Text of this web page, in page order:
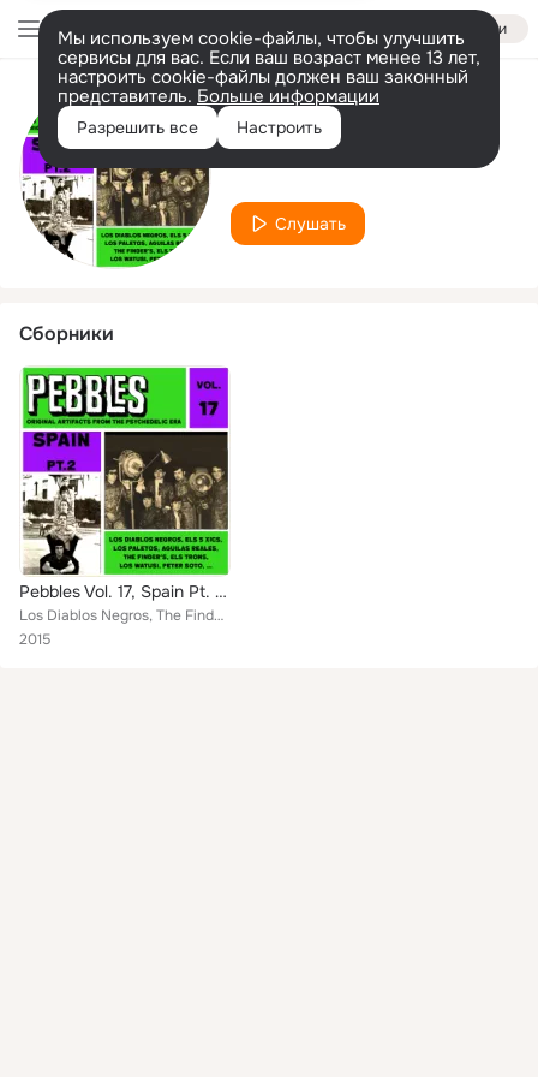
Войти
Мы используем cookie-файлы, чтобы улучшить
сервисы для вас. Если ваш возраст менее 13 лет,
настроить cookie-файлы должен ваш законный
представитель. Больше информации
Разрешить все Настроить
Исполнитель
Proumatic
Слушать
Сборники
Pebbles Vol. 17, Spain Pt. 2, Originals Artifacts From The Psychedelic Era
Los Diablos Negros, The Finder´s, Els 5 Xics, Els Trons, Los Zooms, Los Pepes, Los Brisk´s, Los Aguilas Reales, Peter Soto, Los ...
2015